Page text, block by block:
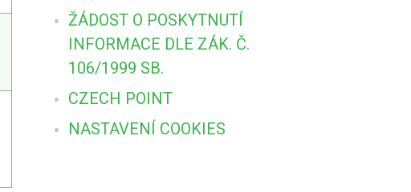
ŽÁDOST O POSKYTNUTÍ
INFORMACE DLE ZÁK. Č.
106/1999 SB.
CZECH POINT
NASTAVENÍ COOKIES